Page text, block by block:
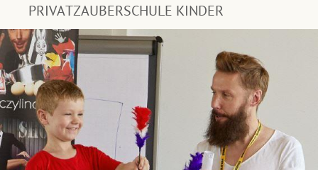
PRIVATZAUBERSCHULE KINDER